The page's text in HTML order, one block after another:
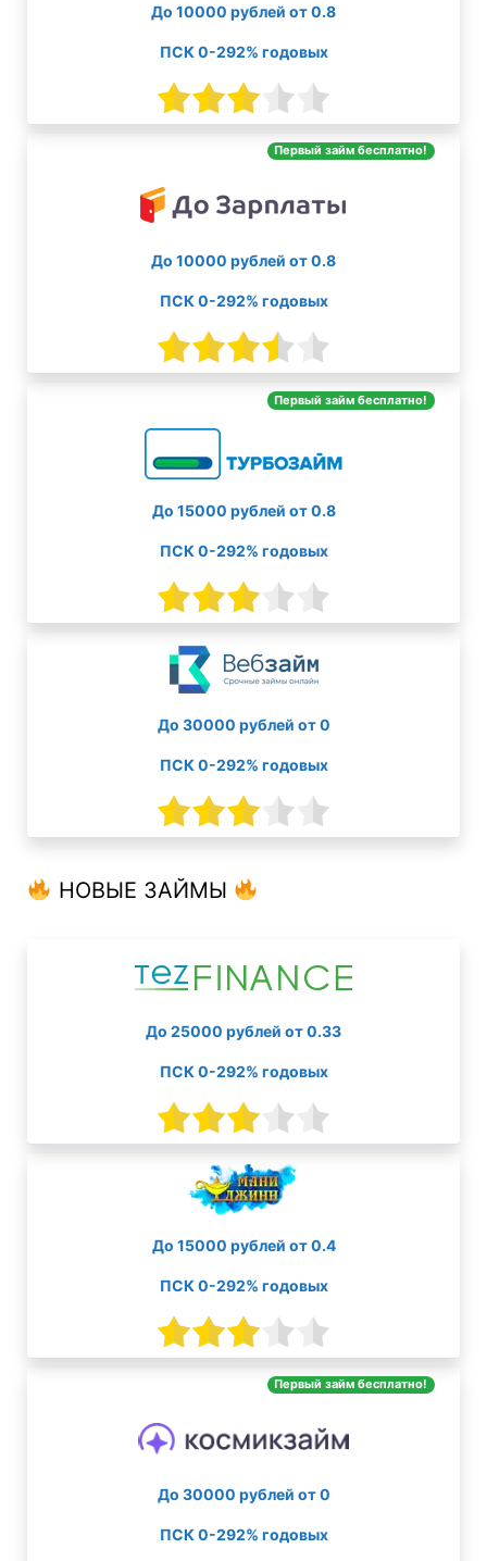
До 10000 рублей от 0.8
ПСК 0-292% годовых
Первый займ бесплатно!
До 10000 рублей от 0.8
ПСК 0-292% годовых
Первый займ бесплатно!
До 15000 рублей от 0.8
ПСК 0-292% годовых
До 30000 рублей от 0
ПСК 0-292% годовых
НОВЫЕ ЗАЙМЫ
До 25000 рублей от 0.33
ПСК 0-292% годовых
До 15000 рублей от 0.4
ПСК 0-292% годовых
Первый займ бесплатно!
До 30000 рублей от 0
ПСК 0-292% годовых